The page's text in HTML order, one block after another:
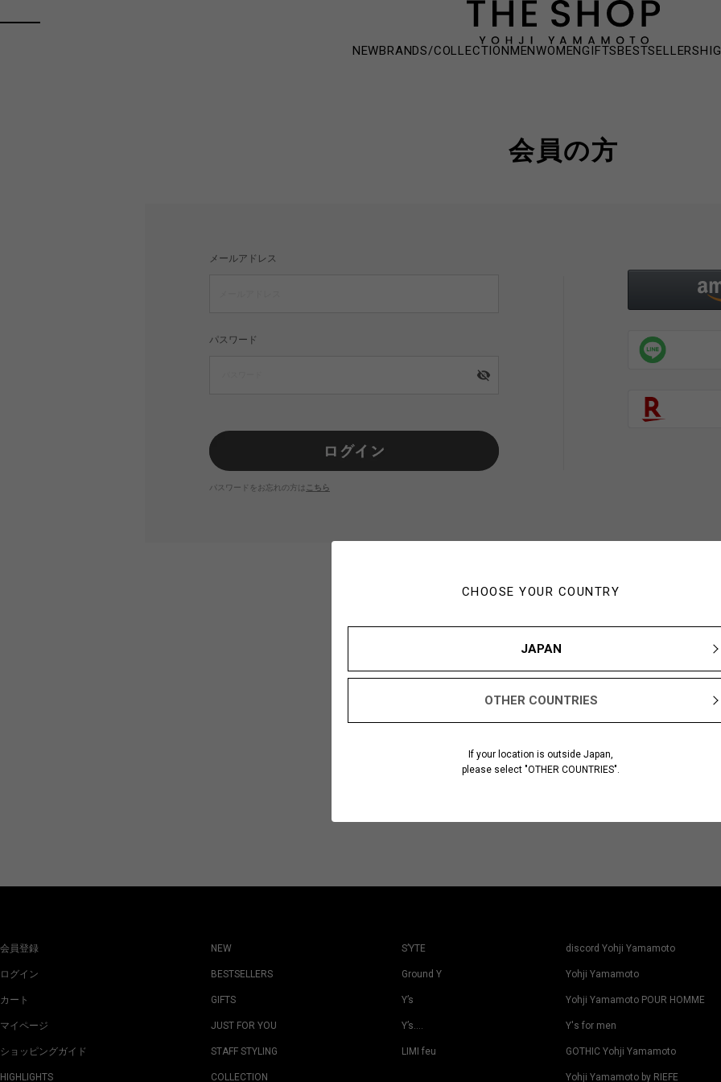
CHOOSE YOUR COUNTRY
JAPAN
OTHER COUNTRIES
If your location is outside Japan,
please select "OTHER COUNTRIES".
NEWBRANDS/COLLECTIONMENWOMENGIFTSBESTSELLERS
会員の方
メールアドレス
パスワード
visibility_off
パスワードをお忘れの方は こちら
初めてご利用の方・会員以
会員登録
ログイン
カート
マイページ
ショッピングガイド
HIGHLIGHTS
NEW
BESTSELLERS
GIFTS
JUST FOR YOU
STAFF STYLING
COLLECTION
S’YTE
Ground Y
Y’s
Y’s….
LIMI feu
discord Yohji Yamamoto
Yohji Yamamoto
Yohji Yamamoto POUR HOMME
Y's for men
GOTHIC Yohji Yamamoto
Yohji Yamamoto by RIEFE